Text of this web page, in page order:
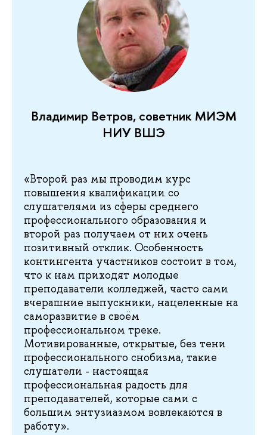
Владимир Ветров, советник МИЭМ
НИУ ВШЭ
«Второй раз мы проводим курс
повышения квалификации со
слушателями из сферы среднего
профессионального образования и
второй раз получаем от них очень
позитивный отклик. Особенность
контингента участников состоит в том,
что к нам приходят молодые
преподаватели колледжей, часто сами
вчерашние выпускники, нацеленные на
саморазвитие в своём
профессиональном треке.
Мотивированные, открытые, без тени
профессионального снобизма, такие
слушатели - настоящая
профессиональная радость для
преподавателей, которые сами с
большим энтузиазмом вовлекаются в
работу».